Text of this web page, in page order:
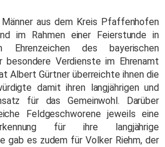
aus dem Kreis Pfaffenhofen
im Rahmen einer Feierstunde in
Ehrenzeichen des bayerischen
besondere Verdienste im Ehrenamt
Albert Gürtner überreichte ihnen die
damit ihren langjährigen und
für das Gemeinwohl. Darüber
Feldgeschworene jeweils eine
für ihre langjährige
gab es zudem für Volker Riehm, der